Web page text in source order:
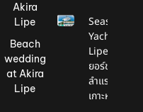
Akira
Lipe
Beach
wedding
at Akira
Lipe
Seascape
Yacht
Lipe เรือ
ยอร์ชสุดหรู
ลำแรกบน
เกาะหลีเป๊ะ